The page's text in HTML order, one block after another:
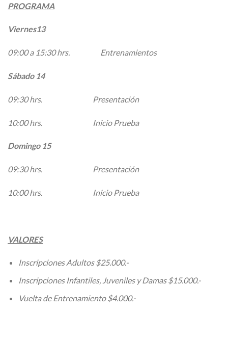
PROGRAMA
Viernes13
09:00 a 15:30 hrs. Entrenamientos
Sábado 14
09:30 hrs. Presentación
10:00 hrs. Inicio Prueba
Domingo 15
09:30 hrs. Presentación
10:00 hrs. Inicio Prueba
VALORES
Inscripciones Adultos $25.000.-
Inscripciones Infantiles, Juveniles y Damas $15.000.-
Vuelta de Entrenamiento $4.000.-